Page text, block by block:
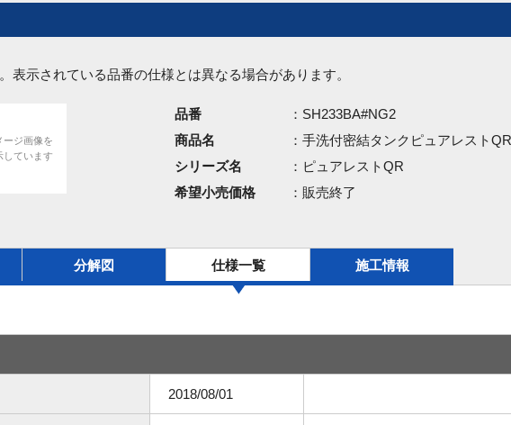
表示されている品番の仕様とは異なる場合があります。
ージ画像を
しています
品番
：SH233BA#NG2
商品名
：手洗付密結タンクピュアレストQR
シリーズ名
：ピュアレストQR
希望小売価格
：販売終了
分解図 仕様一覧 施工情報
2018/08/01